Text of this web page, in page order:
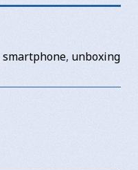
smartphone, unboxing